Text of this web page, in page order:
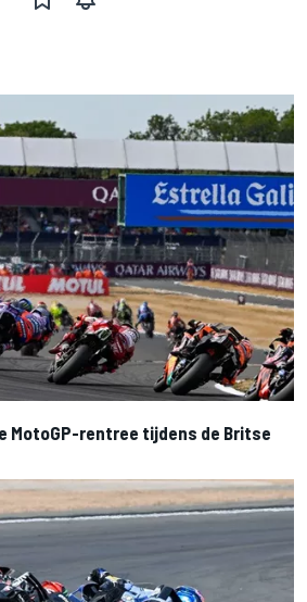
MotoGP-rentree tijdens de Britse